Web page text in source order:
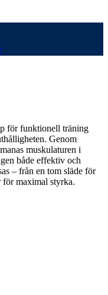
för funktionell träning
Genom
muskulaturen i
både effektiv och
– från en tom släde för
maximal styrka.